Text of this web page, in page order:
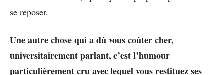
se reposer.
Une autre chose qui a dû vous coûter cher,
universitairement parlant, c’est l’humour
particulièrement cru avec lequel vous restituez ses